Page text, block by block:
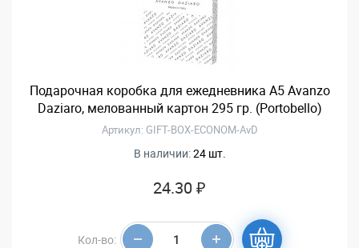
Подарочная коробка для ежедневника А5 Avanzo
Daziaro, мелованный картон 295 гр. (Portobello)
Артикул: GIFT-BOX-ECONOM-AvD
В наличии:24 шт.
24.30 ₽
Кол-во: